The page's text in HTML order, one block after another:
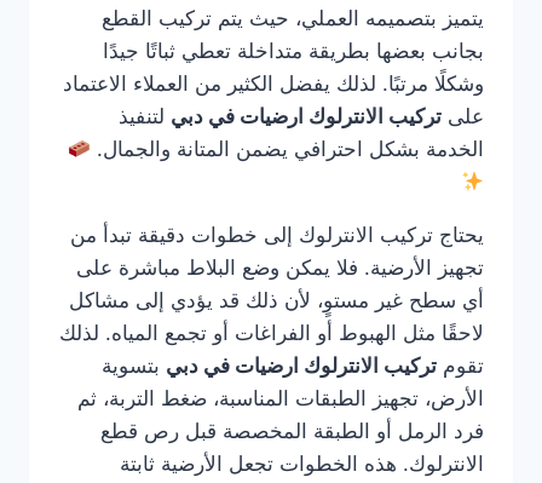
يتميز بتصميمه العملي، حيث يتم تركيب القطع
بجانب بعضها بطريقة متداخلة تعطي ثباتًا جيدًا
وشكلًا مرتبًا. لذلك يفضل الكثير من العملاء الاعتماد
على تركيب الانترلوك ارضيات في دبي لتنفيذ
الخدمة بشكل احترافي يضمن المتانة والجمال.
يحتاج تركيب الانترلوك إلى خطوات دقيقة تبدأ من
تجهيز الأرضية. فلا يمكن وضع البلاط مباشرة على
أي سطح غير مستوٍ، لأن ذلك قد يؤدي إلى مشاكل
لاحقًا مثل الهبوط أو الفراغات أو تجمع المياه. لذلك
تقوم تركيب الانترلوك ارضيات في دبي بتسوية
الأرض، تجهيز الطبقات المناسبة، ضغط التربة، ثم
فرد الرمل أو الطبقة المخصصة قبل رص قطع
الانترلوك. هذه الخطوات تجعل الأرضية ثابتة